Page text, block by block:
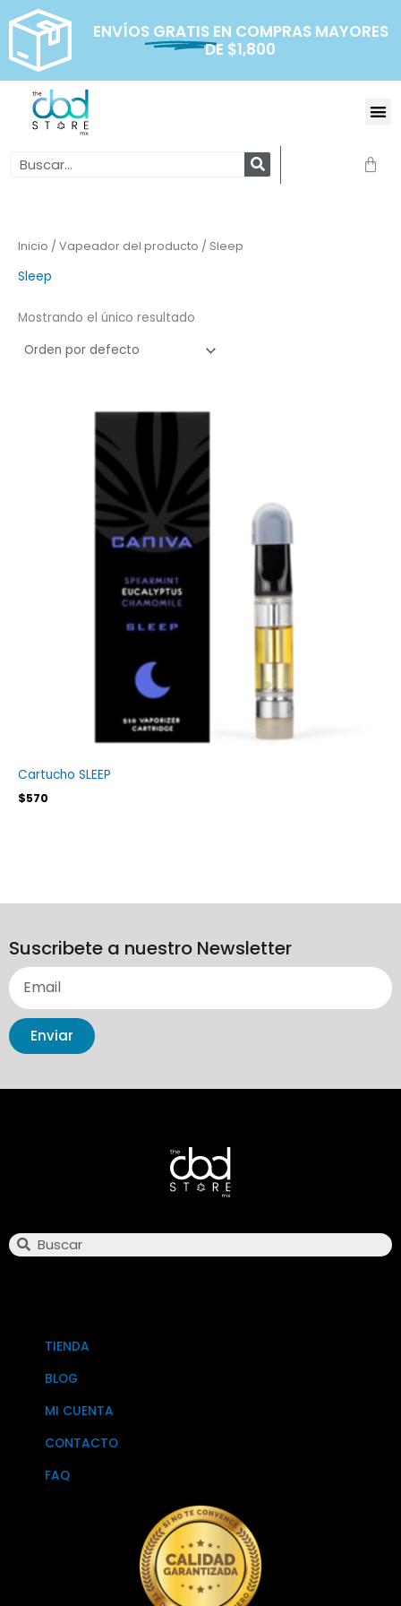
contenido
ENVÍOS GRATIS EN COMPRAS MAYORES
DE $1,800
Search
Inicio / Vapeador del producto / Sleep
Sleep
Mostrando el único resultado
Cartucho SLEEP
$570
Suscribete a nuestro Newsletter
Enviar
TIENDA
BLOG
MI CUENTA
CONTACTO
FAQ